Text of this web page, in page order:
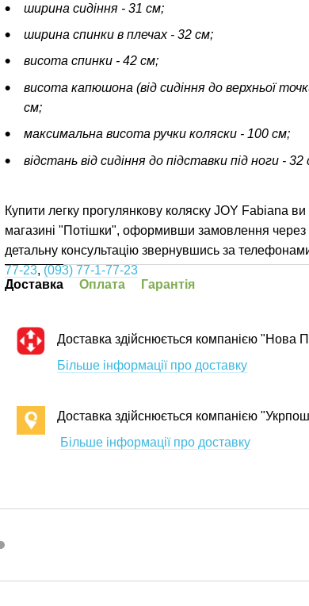
ширина сидіння - 31 см;
ширина спинки в плечах - 32 см;
висота спинки - 42 см;
висота капюшона (від сидіння до верхньої
см;
максимальна висота ручки коляски - 100 см;
відстань від сидіння до підставки під ноги - 32
Купити легку прогулянкову коляску JOY Fabiana
магазині "Потішки", оформивши замовлення
детальну консультацію звернувшись за
77-23, (093) 77-1-77-23
Доставка
Оплата Гарантія
Доставка здійснюється компанією "Нова
Більше інформації про доставку
Доставка здійснюється компанією
Більше інформації про доставку